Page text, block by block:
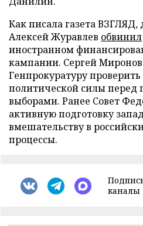
Как писала газета
Алексей Журавлев обвинил
иностранном
кампании. Сергей Миронов
Генпрокуратуру
политической силы перед
выборами. Ранее Совет
активную подготовку
вмешательству в
процессы.
каналы